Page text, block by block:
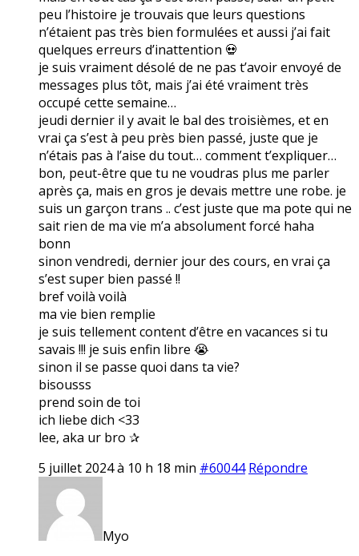
peu l’histoire je trouvais que leurs questions
n’étaient pas très bien formulées et aussi j’ai fait
quelques erreurs d’inattention 💀
je suis vraiment désolé de ne pas t’avoir envoyé de
messages plus tôt, mais j’ai été vraiment très
occupé cette semaine…
jeudi dernier il y avait le bal des troisièmes, et en
vrai ça s’est à peu près bien passé, juste que je
n’étais pas à l’aise du tout… comment t’expliquer…
bon, peut-être que tu ne voudras plus me parler
après ça, mais en gros je devais mettre une robe. je
suis un garçon trans .. c’est juste que ma pote qui ne
sait rien de ma vie m’a absolument forcé haha
bonn
sinon vendredi, dernier jour des cours, en vrai ça
s’est super bien passé !!
bref voilà voilà
ma vie bien remplie
je suis tellement content d’être en vacances si tu
savais !!! je suis enfin libre 😭
sinon il se passe quoi dans ta vie?
bisousss
prend soin de toi
ich liebe dich <33
lee, aka ur bro ✰
5 juillet 2024 à 10 h 18 min #60044 Répondre
Myo